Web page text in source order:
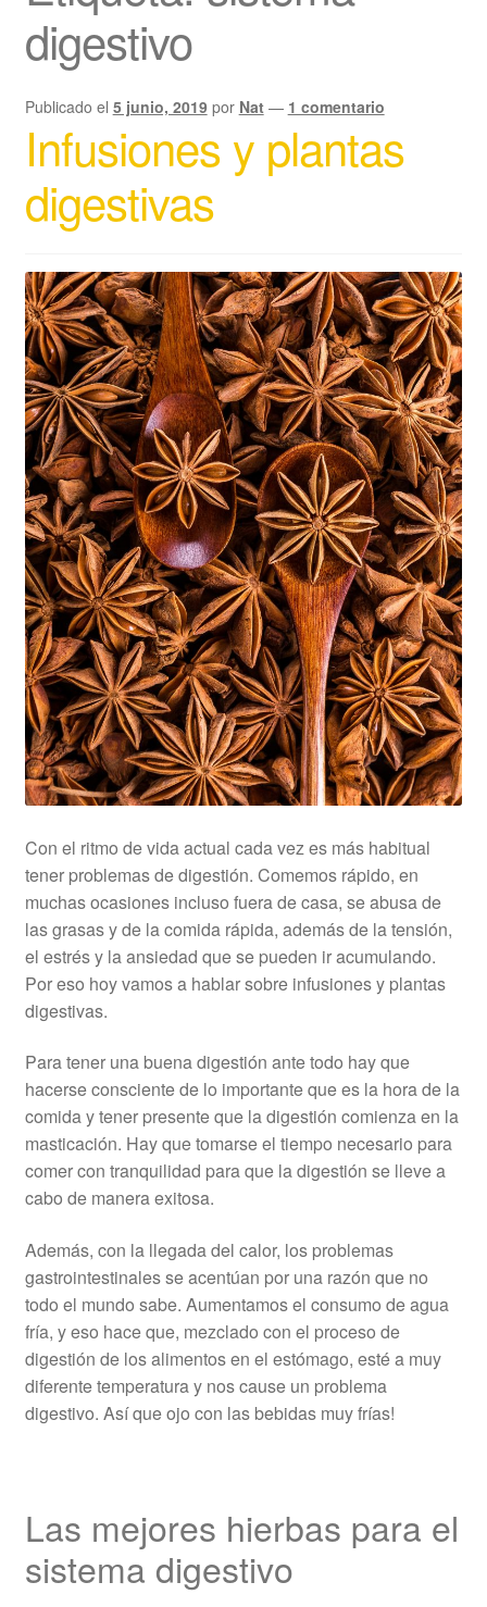
digestivo
Publicado el 5 junio, 2019 por Nat — 1 comentario
Infusiones y plantas
digestivas
Con el ritmo de vida actual cada vez es más habitual
tener problemas de digestión. Comemos rápido, en
muchas ocasiones incluso fuera de casa, se abusa de
las grasas y de la comida rápida, además de la tensión,
el estrés y la ansiedad que se pueden ir acumulando.
Por eso hoy vamos a hablar sobre infusiones y plantas
digestivas.
Para tener una buena digestión ante todo hay que
hacerse consciente de lo importante que es la hora de la
comida y tener presente que la digestión comienza en la
masticación. Hay que tomarse el tiempo necesario para
comer con tranquilidad para que la digestión se lleve a
cabo de manera exitosa.
Además, con la llegada del calor, los problemas
gastrointestinales se acentúan por una razón que no
todo el mundo sabe. Aumentamos el consumo de agua
fría, y eso hace que, mezclado con el proceso de
digestión de los alimentos en el estómago, esté a muy
diferente temperatura y nos cause un problema
digestivo. Así que ojo con las bebidas muy frías!
Las mejores hierbas para el
sistema digestivo